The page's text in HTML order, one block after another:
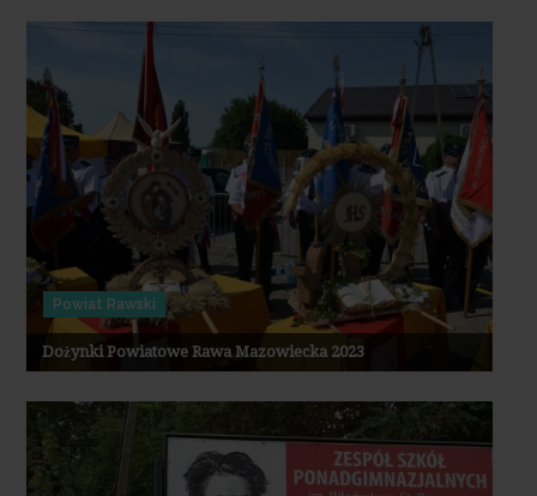
Powiat Rawski
Dożynki Powiatowe Rawa Mazowiecka 2023